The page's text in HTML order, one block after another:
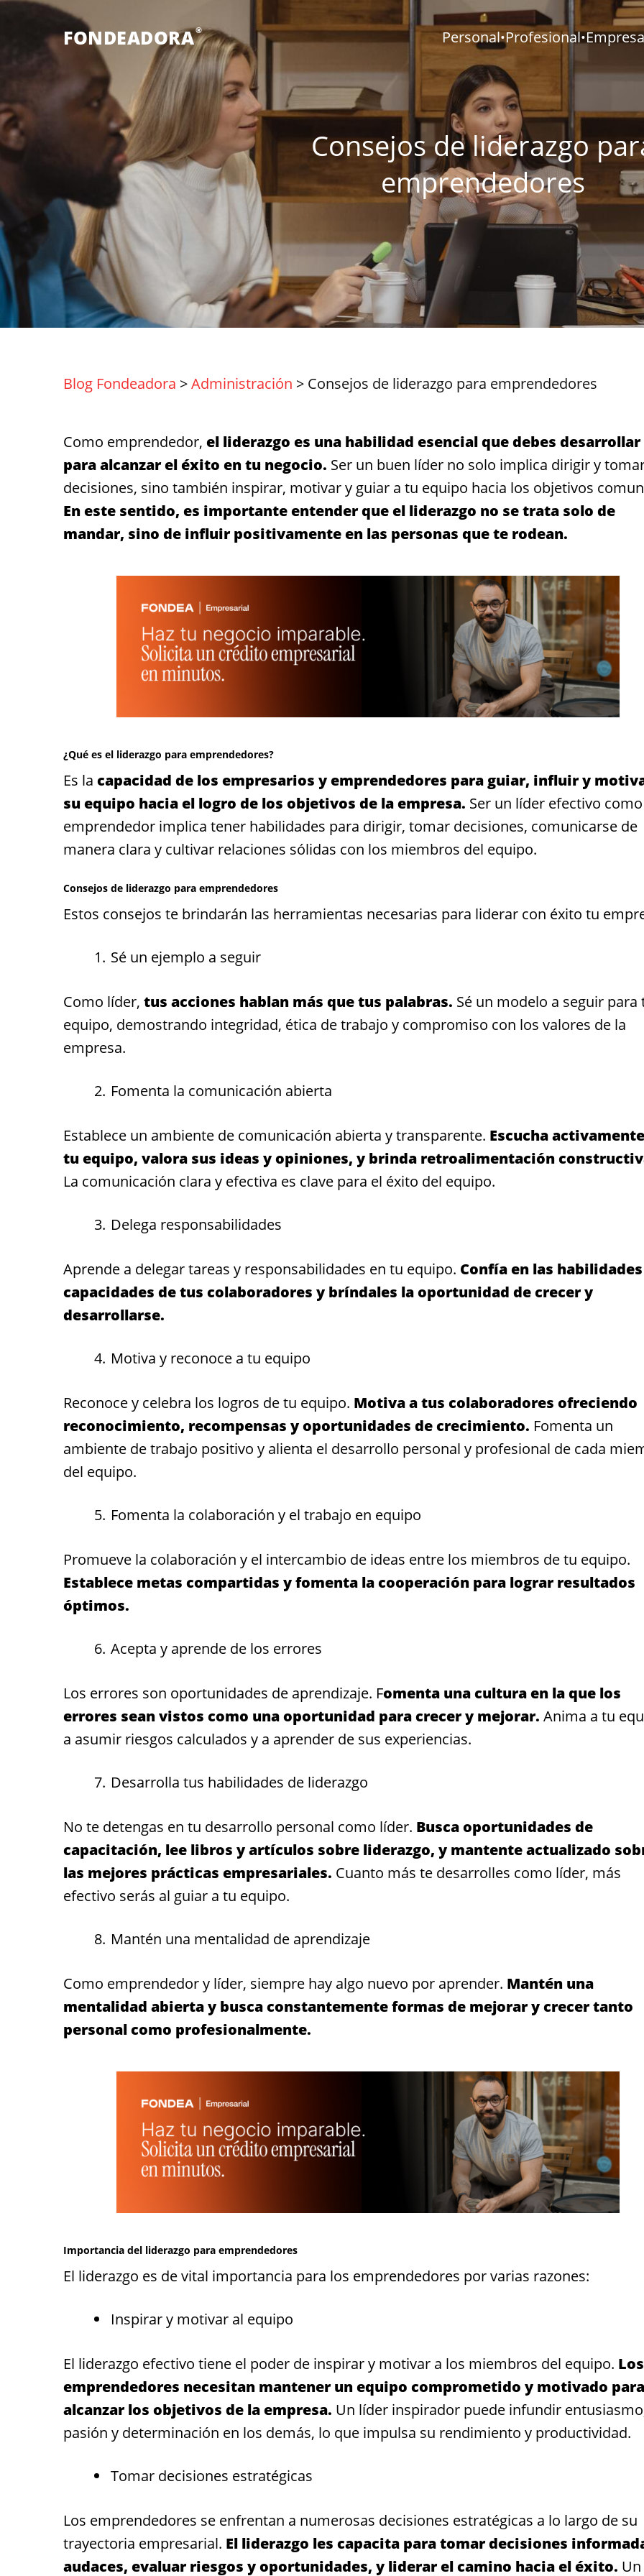
FONDEADORA® Personal•Profesional•
Consejos de liderazgo
emprendedores
Blog Fondeadora >Administración > Consejos de liderazgo para emprendedores
Como emprendedor, el liderazgo es una habilidad esencial que debes desarrollar
para alcanzar el éxito en tu negocio. Ser un buen líder no solo implica dirigir y
decisiones, sino también inspirar, motivar y guiar a tu equipo hacia los objetivos
En este sentido, es importante entender que el liderazgo no se trata solo de
mandar, sino de influir positivamente en las personas que te rodean.
¿Qué es el liderazgo para emprendedores?
Es la capacidad de los empresarios y emprendedores para guiar, influir y
su equipo hacia el logro de los objetivos de la empresa. Ser un líder efectivo como
emprendedor implica tener habilidades para dirigir, tomar decisiones, comunicarse de
manera clara y cultivar relaciones sólidas con los miembros del equipo.
Consejos de liderazgo para emprendedores
Estos consejos te brindarán las herramientas necesarias para liderar con éxito tu
Sé un ejemplo a seguir
Como líder, tus acciones hablan más que tus palabras. Sé un modelo a seguir para
equipo, demostrando integridad, ética de trabajo y compromiso con los valores de la
empresa.
Fomenta la comunicación abierta
Establece un ambiente de comunicación abierta y transparente. Escucha
tu equipo, valora sus ideas y opiniones, y brinda retroalimentación
La comunicación clara y efectiva es clave para el éxito del equipo.
Delega responsabilidades
Aprende a delegar tareas y responsabilidades en tu equipo. Confía en las
capacidades de tus colaboradores y bríndales la oportunidad de crecer y
desarrollarse.
Motiva y reconoce a tu equipo
Reconoce y celebra los logros de tu equipo. Motiva a tus colaboradores ofreciendo
reconocimiento, recompensas y oportunidades de crecimiento. Fomenta un
ambiente de trabajo positivo y alienta el desarrollo personal y profesional de cada
del equipo.
Fomenta la colaboración y el trabajo en equipo
Promueve la colaboración y el intercambio de ideas entre los miembros de tu equipo.
Establece metas compartidas y fomenta la cooperación para lograr resultados
óptimos.
Acepta y aprende de los errores
Los errores son oportunidades de aprendizaje. Fomenta una cultura en la que los
errores sean vistos como una oportunidad para crecer y mejorar. Anima a tu
a asumir riesgos calculados y a aprender de sus experiencias.
Desarrolla tus habilidades de liderazgo
No te detengas en tu desarrollo personal como líder. Busca oportunidades de
capacitación, lee libros y artículos sobre liderazgo, y mantente actualizado
las mejores prácticas empresariales. Cuanto más te desarrolles como líder, más
efectivo serás al guiar a tu equipo.
Mantén una mentalidad de aprendizaje
Como emprendedor y líder, siempre hay algo nuevo por aprender. Mantén una
mentalidad abierta y busca constantemente formas de mejorar y crecer tanto
personal como profesionalmente.
Importancia del liderazgo para emprendedores
El liderazgo es de vital importancia para los emprendedores por varias razones:
Inspirar y motivar al equipo
El liderazgo efectivo tiene el poder de inspirar y motivar a los miembros del equipo. Los
emprendedores necesitan mantener un equipo comprometido y motivado para
alcanzar los objetivos de la empresa. Un líder inspirador puede infundir
pasión y determinación en los demás, lo que impulsa su rendimiento y productividad.
Tomar decisiones estratégicas
Los emprendedores se enfrentan a numerosas decisiones estratégicas a lo largo de su
trayectoria empresarial. El liderazgo les capacita para tomar decisiones
audaces, evaluar riesgos y oportunidades, y liderar el camino hacia el éxito. Un